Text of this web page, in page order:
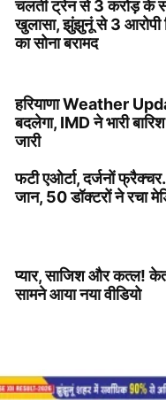
चलती ट्रेन से 3 करोड़ के
खुलासा, झुंझुनूं से 3 आरोपी
का सोना बरामद
हरियाणा Weather
बदलेगा, IMD ने भारी
जारी
फटी एओर्टा, दर्जनों
जान, 50 डॉक्टरों ने रचा
प्यार, साजिश और कत्ल!
सामने आया नया वीडियो